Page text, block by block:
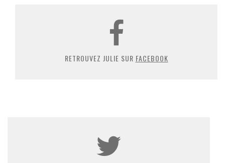
RETROUVEZ JULIE SUR FACEBOOK